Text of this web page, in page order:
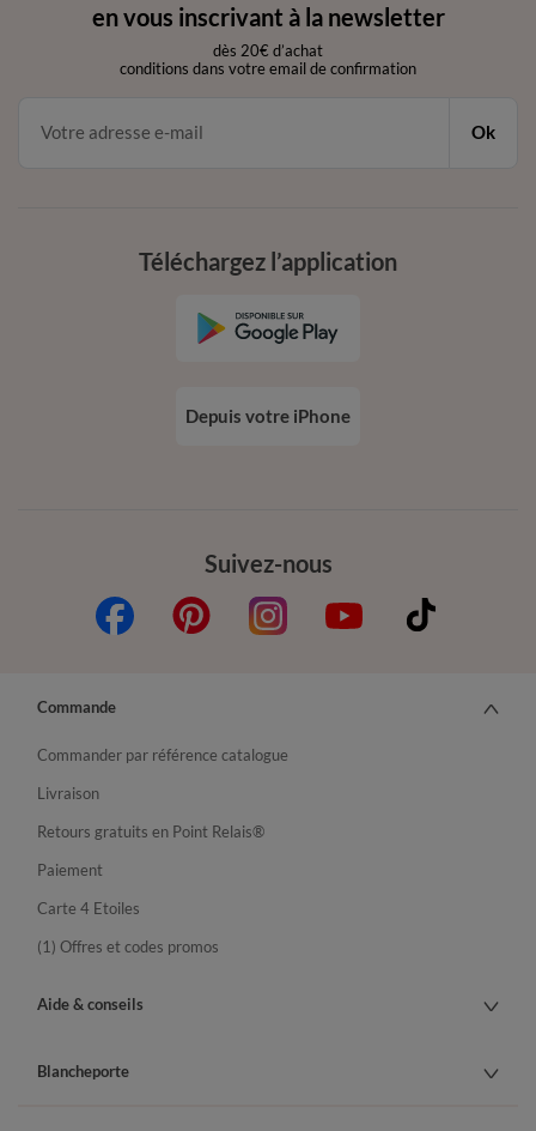
en vous inscrivant à la newsletter
dès 20€ d’achat
conditions dans votre email de confirmation
Ok
Suivez-nous
Téléchargez l’application
Depuis votre iPhone
Commande
Commander par référence catalogue
Livraison
Retours gratuits en Point Relais®
Paiement
Carte 4 Etoiles
(1) Offres et codes promos
Aide & conseils
Blancheporte